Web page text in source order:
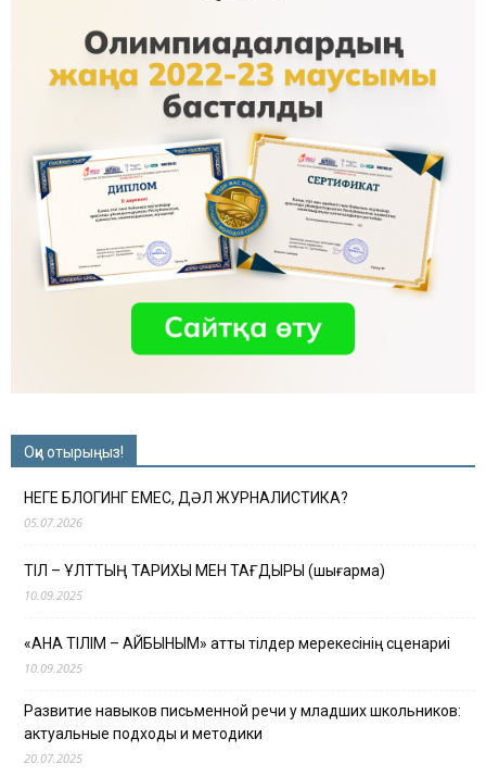
Оқи отырыңыз!
НЕГЕ БЛОГИНГ ЕМЕС, ДӘЛ ЖУРНАЛИСТИКА?
05.07.2026
ТІЛ – ҰЛТТЫҢ ТАРИХЫ МЕН ТАҒДЫРЫ (шығарма)
10.09.2025
«АНА ТІЛІМ – АЙБЫНЫМ» атты тілдер мерекесінің сценариі
10.09.2025
Развитие навыков письменной речи у младших школьников:
актуальные подходы и методики
20.07.2025